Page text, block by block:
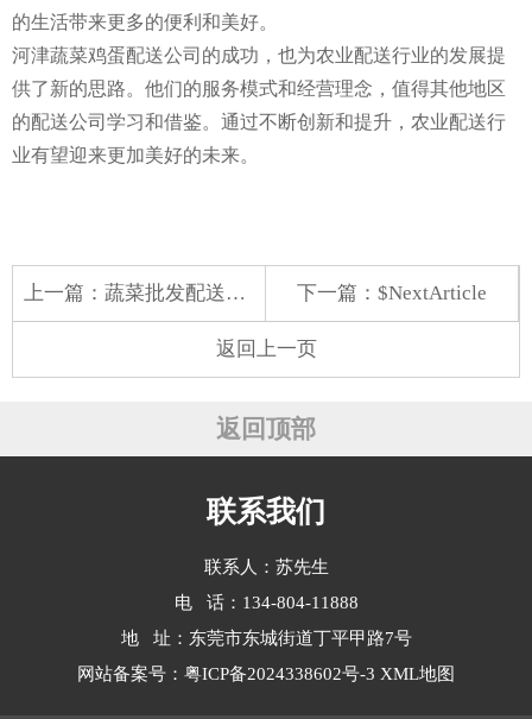
的生活带来更多的便利和美好。
河津蔬菜鸡蛋配送公司的成功，也为农业配送行业的发展提
供了新的思路。他们的服务模式和经营理念，值得其他地区
的配送公司学习和借鉴。通过不断创新和提升，农业配送行
业有望迎来更加美好的未来。
上一篇： 蔬菜批发配送网加盟 下一篇：$NextArticle
返回上一页
返回顶部
联系我们
联系人：苏先生
电 话：134-804-11888
地 址：东莞市东城街道丁平甲路7号
网站备案号： 粤ICP备2024338602号-3 XML地图